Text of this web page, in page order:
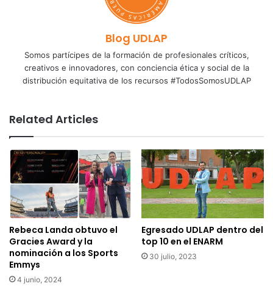
Blog UDLAP
Somos partícipes de la formación de profesionales críticos,
creativos e innovadores, con conciencia ética y social de la
distribución equitativa de los recursos #TodosSomosUDLAP
Related Articles
Rebeca Landa obtuvo el
Gracies Award y la
nominación a los Sports
Emmys
4 junio, 2024
Egresado UDLAP dentro del
top 10 en el ENARM
30 julio, 2023